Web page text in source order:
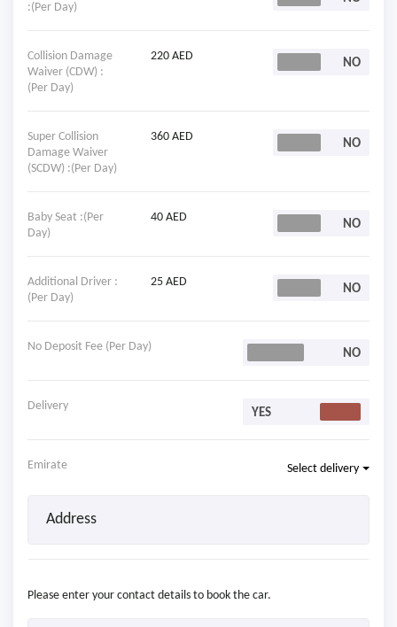
:(Per Day)
Collision Damage
Waiver (CDW) :
(Per Day)
220 AED
Super Collision
Damage Waiver
(SCDW) :(Per Day)
360 AED
Baby Seat :(Per
Day)
40 AED
Additional Driver :
(Per Day)
25 AED
No Deposit Fee (Per Day)
Delivery
Emirate Select delivery
Please enter your contact details to book the car.